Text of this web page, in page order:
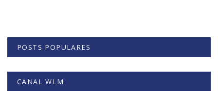
POSTS POPULARES
CANAL WLM